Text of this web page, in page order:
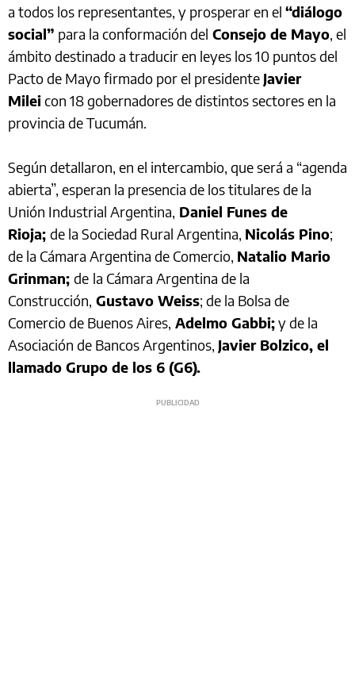
a todos los representantes, y prosperar en el “diálogo
social” para la conformación del Consejo de Mayo, el
ámbito destinado a traducir en leyes los 10 puntos del
Pacto de Mayo firmado por el presidente Javier
Mileicon 18 gobernadores de distintos sectores en la
provincia de Tucumán.
Según detallaron, en el intercambio, que será a “agenda
abierta”, esperan la presencia de los titulares de la
Unión Industrial Argentina, Daniel Funes de
Rioja; de la Sociedad Rural Argentina, Nicolás Pino;
de la Cámara Argentina de Comercio, Natalio Mario
Grinman; de la Cámara Argentina de la
Construcción, Gustavo Weiss; de la Bolsa de
Comercio de Buenos Aires, Adelmo Gabbi;y de la
Asociación de Bancos Argentinos, Javier Bolzico, el
llamado Grupo de los 6 (G6).